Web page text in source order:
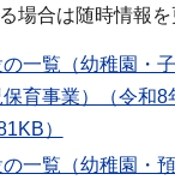
場合は随時情報を
一覧（幼稚園・
育事業）（令和8
）
一覧（幼稚園・預